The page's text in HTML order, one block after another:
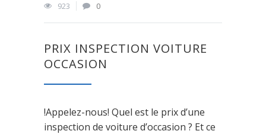
923
0
PRIX INSPECTION VOITURE
OCCASION
!Appelez-nous! Quel est le prix d’une
inspection de voiture d’occasion ? Et ce